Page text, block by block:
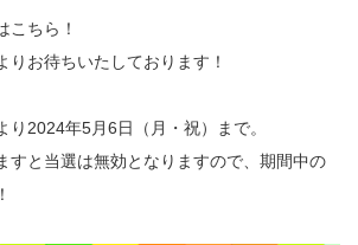
こちら！
りお待ちいたしております！
り2024年5月6日（月・祝）まで。
すと当選は無効となりますので、期間中の